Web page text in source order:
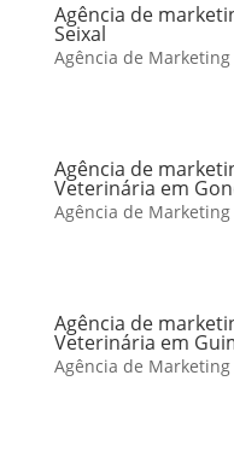
Agência de
Seixal
Agência de
Agência de
Veterinária em
Agência de
Agência de
Veterinária em
Agência de